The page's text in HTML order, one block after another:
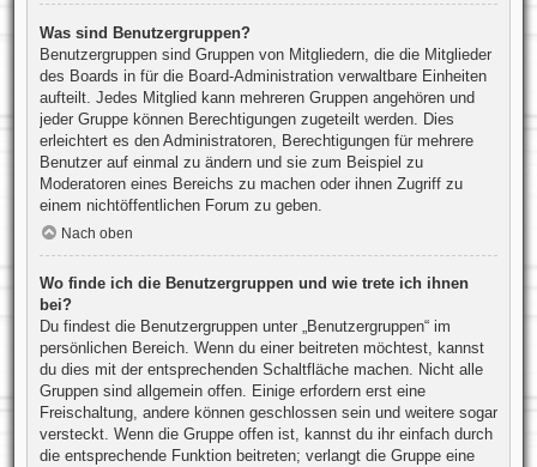
Was sind Benutzergruppen?
Benutzergruppen sind Gruppen von Mitgliedern, die die Mitglieder
des Boards in für die Board-Administration verwaltbare Einheiten
aufteilt. Jedes Mitglied kann mehreren Gruppen angehören und
jeder Gruppe können Berechtigungen zugeteilt werden. Dies
erleichtert es den Administratoren, Berechtigungen für mehrere
Benutzer auf einmal zu ändern und sie zum Beispiel zu
Moderatoren eines Bereichs zu machen oder ihnen Zugriff zu
einem nichtöffentlichen Forum zu geben.
Nach oben
Wo finde ich die Benutzergruppen und wie trete ich ihnen
bei?
Du findest die Benutzergruppen unter „Benutzergruppen“ im
persönlichen Bereich. Wenn du einer beitreten möchtest, kannst
du dies mit der entsprechenden Schaltfläche machen. Nicht alle
Gruppen sind allgemein offen. Einige erfordern erst eine
Freischaltung, andere können geschlossen sein und weitere sogar
versteckt. Wenn die Gruppe offen ist, kannst du ihr einfach durch
die entsprechende Funktion beitreten; verlangt die Gruppe eine